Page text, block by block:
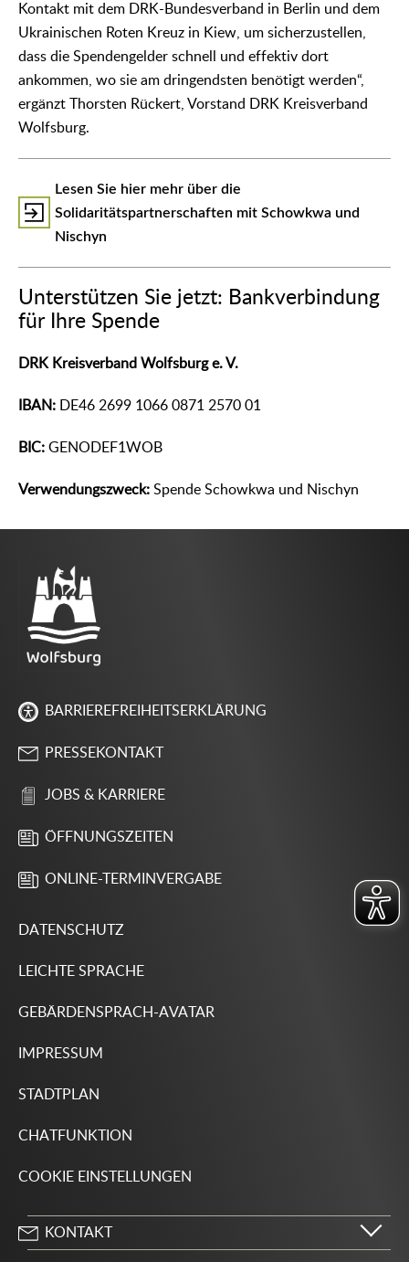
Kontakt mit dem DRK-Bundesverband in Berlin und dem
Ukrainischen Roten Kreuz in Kiew, um sicherzustellen,
dass die Spendengelder schnell und effektiv dort
ankommen, wo sie am dringendsten benötigt werden“,
ergänzt Thorsten Rückert, Vorstand DRK Kreisverband
Wolfsburg.
Lesen Sie hier mehr über die
Solidaritätspartnerschaften mit Schowkwa und
Nischyn
Unterstützen Sie jetzt: Bankverbindung
für Ihre Spende
DRK Kreisverband Wolfsburg e. V.
IBAN: DE46 2699 1066 0871 2570 01
BIC: GENODEF1WOB
Verwendungszweck: Spende Schowkwa und Nischyn
BARRIEREFREIHEITSERKLÄRUNG
PRESSEKONTAKT
JOBS & KARRIERE
ÖFFNUNGSZEITEN
ONLINE-TERMINVERGABE
DATENSCHUTZ
LEICHTE SPRACHE
GEBÄRDENSPRACH-AVATAR
IMPRESSUM
STADTPLAN
CHATFUNKTION
COOKIE EINSTELLUNGEN
KONTAKT